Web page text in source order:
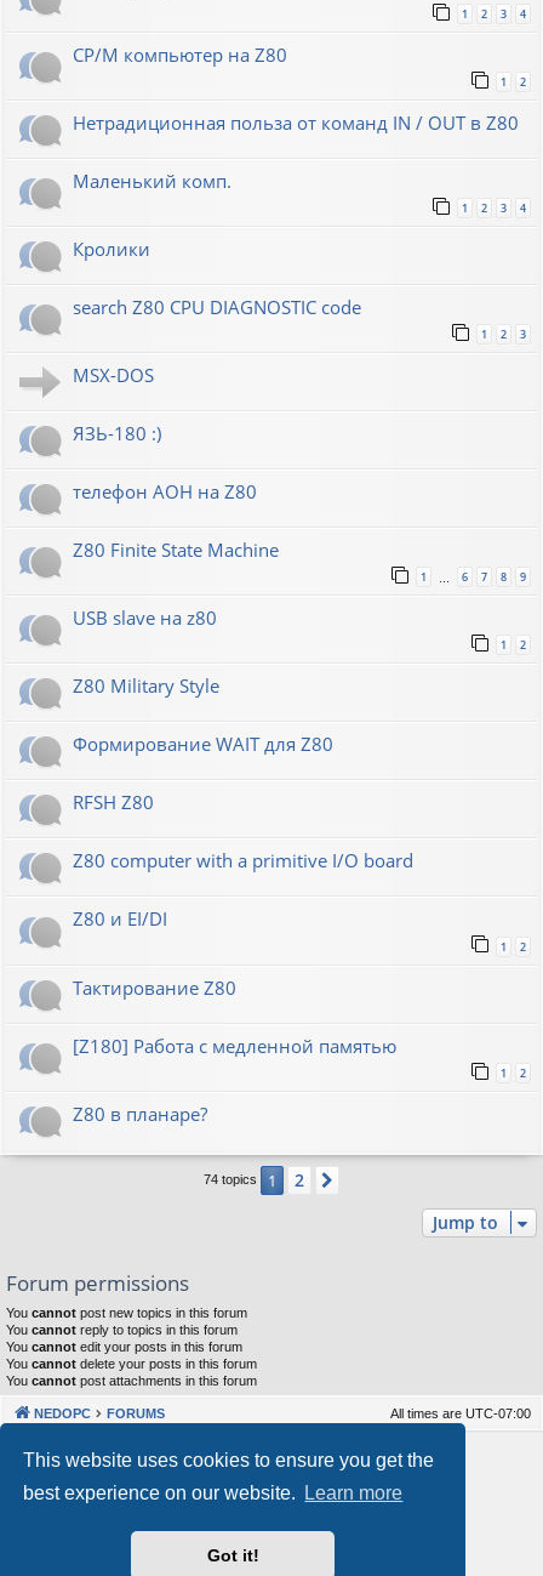
This website uses cookies to ensure you get the
best experience on our website.
Learn more
Got it!
1 2 3 4
CP/M компьютер на Z80
1 2
Нетрадиционная польза от команд IN / OUT в Z80
Маленький комп.
1 2 3 4
Кролики
search Z80 CPU DIAGNOSTIC code
1 2 3
MSX-DOS
ЯЗЬ-180 :)
телефон АОН на Z80
Z80 Finite State Machine
1 … 6 7 8 9
USB slave на z80
1 2
Z80 Military Style
Формирование WAIT для Z80
RFSH Z80
Z80 computer with a primitive I/O board
Z80 и EI/DI
1 2
Тактирование Z80
[Z180] Работа с медленной памятью
1 2
Z80 в планаре?
74 topics 1 2
Jump to
Forum permissions
You cannot post new topics in this forum
You cannot reply to topics in this forum
You cannot edit your posts in this forum
You cannot delete your posts in this forum
You cannot post attachments in this forum
NEDOPC FORUMS All times are UTC-07:00
Powered by phpBB® Forum Software © phpBB Limited
Our VPS Hosting By RimuHosting
This server is located in London data center